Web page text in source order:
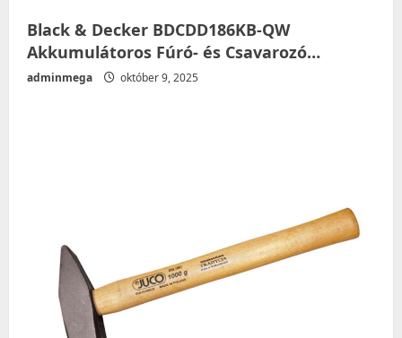
Black & Decker BDCDD186KB-QW
Akkumulátoros Fúró- és Csavarozó…
adminmega október 9, 2025